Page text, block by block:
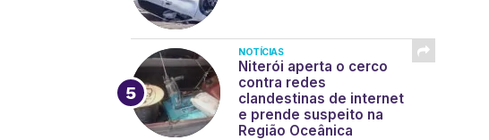
NOTÍCIAS
Niterói aperta o cerco
contra redes
clandestinas de internet
e prende suspeito na
Região Oceânica